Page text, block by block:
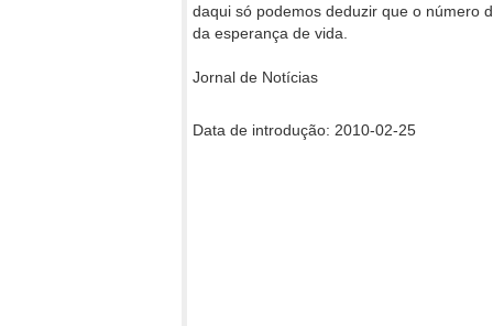
daqui só podemos deduzir que o número
da esperança de vida.
Jornal de Notícias
Data de introdução: 2010-02-25